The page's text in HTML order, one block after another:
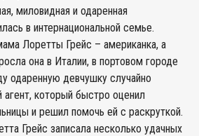
миловидная и одаренная
в интернациональной семье.
Лоретты Грейс – американка, а
она в Италии, в портовом городе
одаренную девчушку случайно
который быстро оценил
и решил помочь ей с раскруткой.
Грейс записала несколько удачных